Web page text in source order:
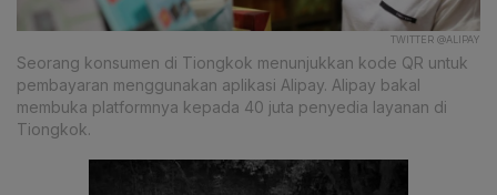
TWITTER @ALIPAY
Seorang konsumen di Tiongkok menunjukkan kode QR untuk
pembayaran menggunakan aplikasi Alipay. Alipay bakal
membuka platformnya kepada 40 juta penyedia layanan di
Tiongkok.